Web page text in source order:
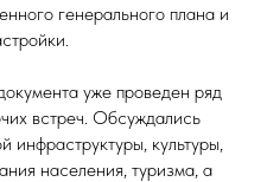
генерального плана и
уже проведен ряд
встреч. Обсуждались
инфраструктуры, культуры,
населения, туризма, а